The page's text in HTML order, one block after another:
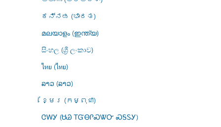
ಕನ್ನಡ (ಭಾರತ)
മലയാളം (ഇന്ത്യ)
සිංහල (ශ්‍රී ලංකාව)
ไทย (ไทย)
ລາວ (ລາວ)
ខ្មែរ (កម្ពុជា)
ᏣᎳᎩ (ᏌᏊ ᎢᏳᎾᎵᏍᏔᏅ ᏍᎦᏚᎩ)